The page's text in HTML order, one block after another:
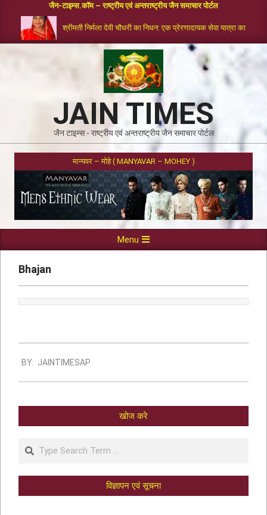
जैन-टाइम्स.कॉम – राष्ट्रीय एवं अन्तराष्ट्रीय जैन समाचार पोर्टल
श्रीमती निर्मला देवी चौधरी का निधन: एक प्रेरणादायक सेवा यात्रा का समापन
JAIN TIMES
जैन टाइम्स - राष्ट्रीय एवं अन्तराष्ट्रीय जैन समाचार पोर्टल
मान्यवर – मोहे ( MANYAVAR – MOHEY )
Menu
Bhajan
BY: JAINTIMESAP
खोज करे
विज्ञापन एवं सूचना